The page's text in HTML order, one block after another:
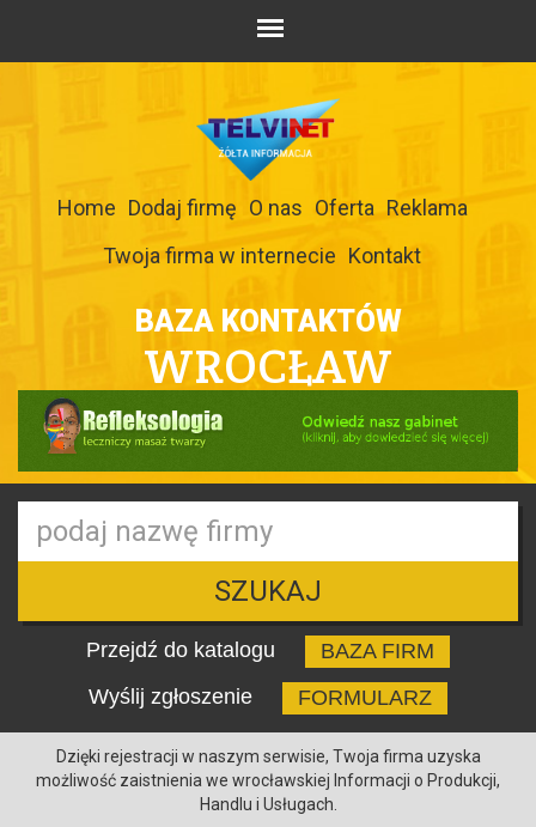
Home Dodaj firmę O nas Oferta Reklama
Twoja firma w internecie Kontakt
BAZA KONTAKTÓW
WROCŁAW
SZUKAJ
Przejdź do katalogu
BAZA FIRM
Wyślij zgłoszenie
FORMULARZ
Dzięki rejestracji w naszym serwisie, Twoja firma uzyska
możliwość zaistnienia we wrocławskiej Informacji o Produkcji,
Handlu i Usługach.